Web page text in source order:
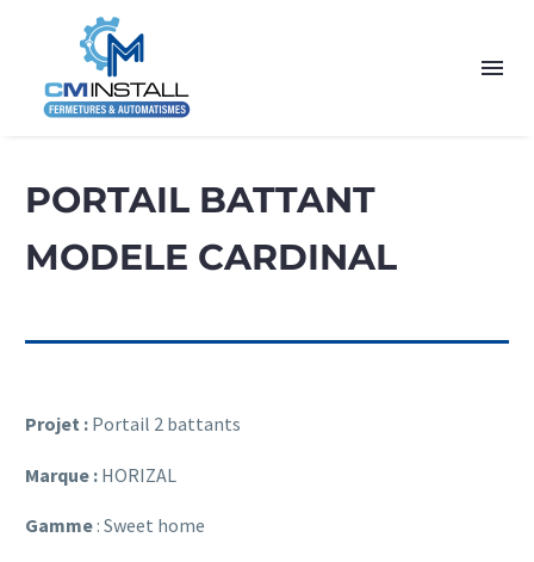
PORTAIL BATTANT
MODELE CARDINAL
Projet : Portail 2 battants
Marque : HORIZAL
Gamme : Sweet home